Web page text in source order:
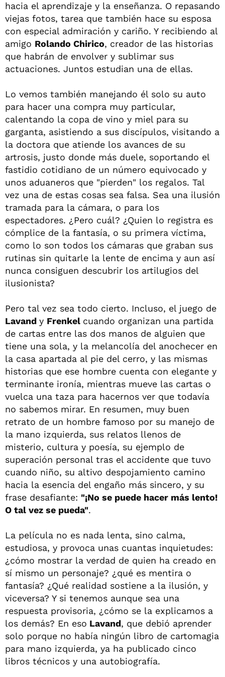
hacia el aprendizaje y la enseñanza. O repasando
viejas fotos, tarea que también hace su esposa
con especial admiración y cariño. Y recibiendo al
amigo Rolando Chirico, creador de las historias
que habrán de envolver y sublimar sus
actuaciones. Juntos estudian una de ellas.
Lo vemos también manejando él solo su auto
para hacer una compra muy particular,
calentando la copa de vino y miel para su
garganta, asistiendo a sus discípulos, visitando a
la doctora que atiende los avances de su
artrosis, justo donde más duele, soportando el
fastidio cotidiano de un número equivocado y
unos aduaneros que "pierden" los regalos. Tal
vez una de estas cosas sea falsa. Sea una ilusión
tramada para la cámara, o para los
espectadores. ¿Pero cuál? ¿Quien lo registra es
cómplice de la fantasía, o su primera víctima,
como lo son todos los cámaras que graban sus
rutinas sin quitarle la lente de encima y aun así
nunca consiguen descubrir los artilugios del
ilusionista?
Pero tal vez sea todo cierto. Incluso, el juego de
Lavand y Frenkel cuando organizan una partida
de cartas entre las dos manos de alguien que
tiene una sola, y la melancolía del anochecer en
la casa apartada al pie del cerro, y las mismas
historias que ese hombre cuenta con elegante y
terminante ironía, mientras mueve las cartas o
vuelca una taza para hacernos ver que todavía
no sabemos mirar. En resumen, muy buen
retrato de un hombre famoso por su manejo de
la mano izquierda, sus relatos llenos de
misterio, cultura y poesía, su ejemplo de
superación personal tras el accidente que tuvo
cuando niño, su altivo despojamiento camino
hacia la esencia del engaño más sincero, y su
frase desafiante: "¡No se puede hacer más lento!
O tal vez se pueda".
La película no es nada lenta, sino calma,
estudiosa, y provoca unas cuantas inquietudes:
¿cómo mostrar la verdad de quien ha creado en
sí mismo un personaje? ¿qué es mentira o
fantasía? ¿Qué realidad sostiene a la ilusión, y
viceversa? Y si tenemos aunque sea una
respuesta provisoria, ¿cómo se la explicamos a
los demás? En eso Lavand, que debió aprender
solo porque no había ningún libro de cartomagia
para mano izquierda, ya ha publicado cinco
libros técnicos y una autobiografía.